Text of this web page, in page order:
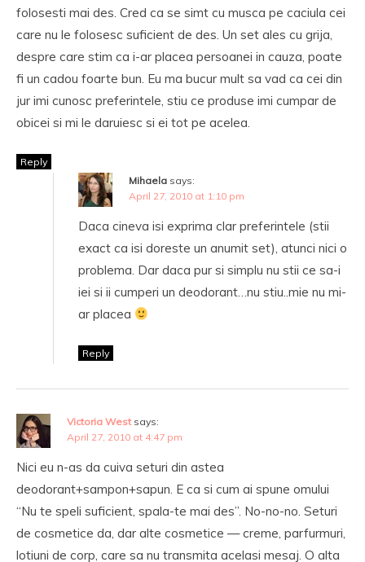
folosesti mai des. Cred ca se simt cu musca pe caciula cei
care nu le folosesc suficient de des. Un set ales cu grija,
despre care stim ca i-ar placea persoanei in cauza, poate
fi un cadou foarte bun. Eu ma bucur mult sa vad ca cei din
jur imi cunosc preferintele, stiu ce produse imi cumpar de
obicei si mi le daruiesc si ei tot pe acelea.
Reply
Mihaela says:
April 27, 2010 at 1:10 pm
Daca cineva isi exprima clar preferintele (stii
exact ca isi doreste un anumit set), atunci nici o
problema. Dar daca pur si simplu nu stii ce sa-i
iei si ii cumperi un deodorant…nu stiu..mie nu mi-
ar placea
Reply
Victoria West says:
April 27, 2010 at 4:47 pm
Nici eu n-as da cuiva seturi din astea
deodorant+sampon+sapun. E ca si cum ai spune omului
“Nu te speli suficient, spala-te mai des”. No-no-no. Seturi
de cosmetice da, dar alte cosmetice — creme, parfurmuri,
lotiuni de corp, care sa nu transmita acelasi mesaj. O alta